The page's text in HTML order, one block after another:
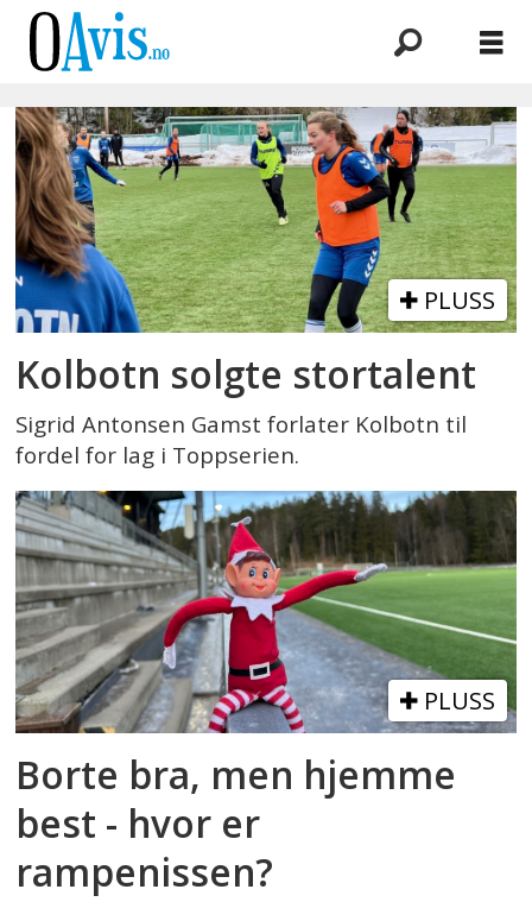
Emne:
sigrid
antonsen
gamst
PLUSS
Kolbotn solgte stortalent
Sigrid Antonsen Gamst forlater Kolbotn til
fordel for lag i Toppserien.
PLUSS
Borte bra, men hjemme
best - hvor er
rampenissen?